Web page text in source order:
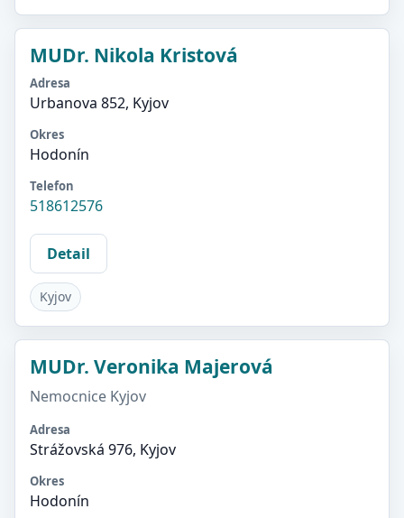
MUDr. Nikola Kristová
Adresa
Urbanova 852, Kyjov
Okres
Hodonín
Telefon
518612576
Detail
Kyjov
MUDr. Veronika Majerová
Nemocnice Kyjov
Adresa
Strážovská 976, Kyjov
Okres
Hodonín